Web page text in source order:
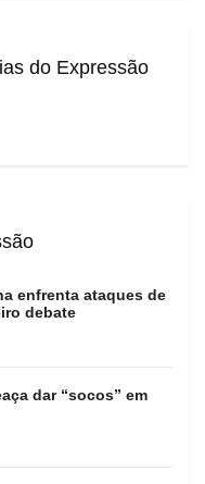
do Expressão
enfrenta ataques de
debate
dar “socos” em